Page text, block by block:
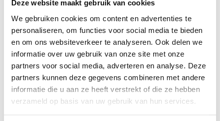
Deze website maakt gebruik van cookies
We gebruiken cookies om content en advertenties te
personaliseren, om functies voor social media te bieden
en om ons websiteverkeer te analyseren. Ook delen we
informatie over uw gebruik van onze site met onze
partners voor social media, adverteren en analyse. Deze
partners kunnen deze gegevens combineren met andere
informatie die u aan ze heeft verstrekt of die ze hebben
verzameld op basis van uw gebruik van hun services.